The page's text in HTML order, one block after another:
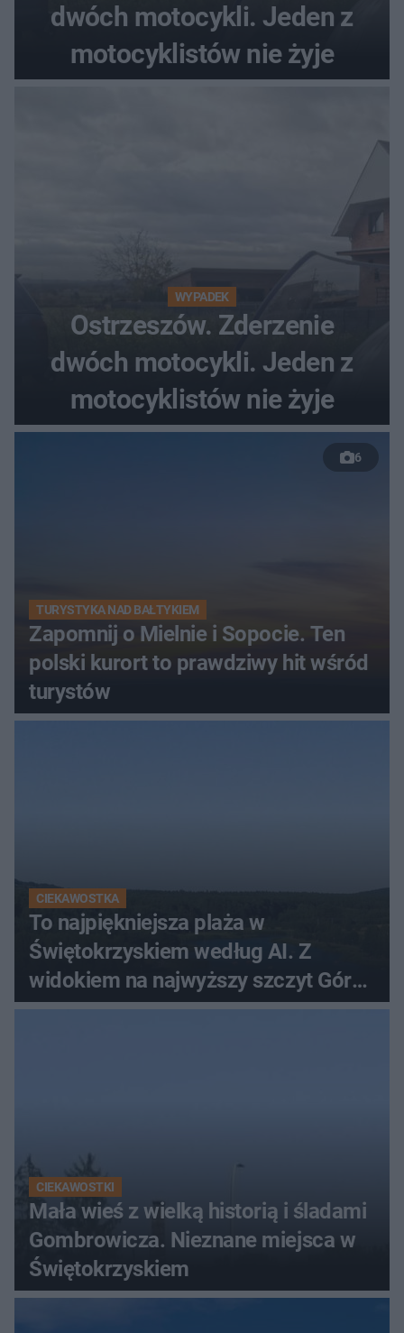
dwóch motocykli. Jeden z
motocyklistów nie żyje
WYPADEK
Ostrzeszów. Zderzenie
dwóch motocykli. Jeden z
motocyklistów nie żyje
6
TURYSTYKA NAD BAŁTYKIEM
Zapomnij o Mielnie i Sopocie. Ten
polski kurort to prawdziwy hit wśród
turystów
CIEKAWOSTKA
To najpiękniejsza plaża w
Świętokrzyskiem według AI. Z
widokiem na najwyższy szczyt Gór
Świętokrzyskich
CIEKAWOSTKI
Mała wieś z wielką historią i śladami
Gombrowicza. Nieznane miejsca w
Świętokrzyskiem